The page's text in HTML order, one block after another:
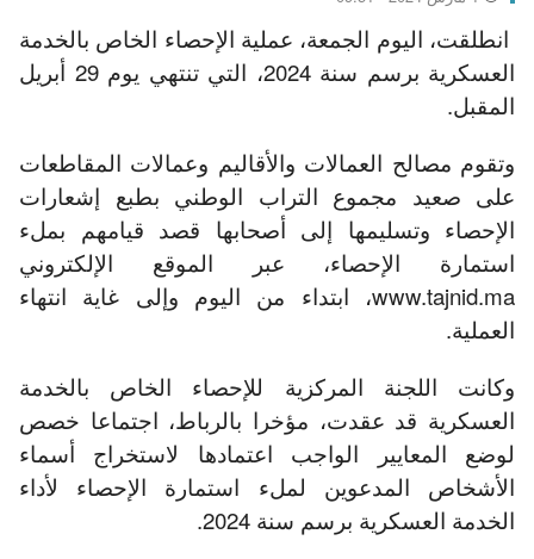
انطلقت، اليوم الجمعة، عملية الإحصاء الخاص بالخدمة
العسكرية برسم سنة 2024، التي تنتهي يوم 29 أبريل
المقبل.
وتقوم مصالح العمالات والأقاليم وعمالات المقاطعات
على صعيد مجموع التراب الوطني بطبع إشعارات
الإحصاء وتسليمها إلى أصحابها قصد قيامهم بملء
استمارة الإحصاء، عبر الموقع الإلكتروني
www.tajnid.ma، ابتداء من اليوم وإلى غاية انتهاء
العملية.
وكانت اللجنة المركزية للإحصاء الخاص بالخدمة
العسكرية قد عقدت، مؤخرا بالرباط، اجتماعا خصص
لوضع المعايير الواجب اعتمادها لاستخراج أسماء
الأشخاص المدعوين لملء استمارة الإحصاء لأداء
الخدمة العسكرية برسم سنة 2024.